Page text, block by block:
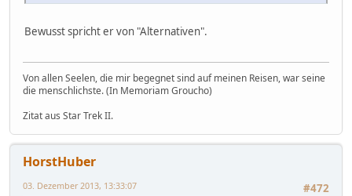
Bewusst spricht er von "Alternativen".
Von allen Seelen, die mir begegnet sind auf meinen Reisen, war seine
die menschlichste. (In Memoriam Groucho)
Zitat aus Star Trek II.
HorstHuber
#472
03. Dezember 2013, 13:33:07